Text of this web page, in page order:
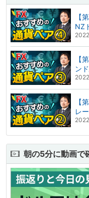
【
NZ
【
ン
【
レ
朝の5分に動画で